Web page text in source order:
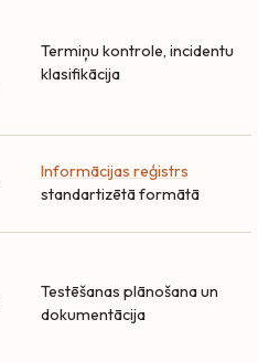
Termiņu kontrole, incidentu
klasifikācija
Informācijas reģistrs
standartizētā formātā
Testēšanas plānošana un
dokumentācija